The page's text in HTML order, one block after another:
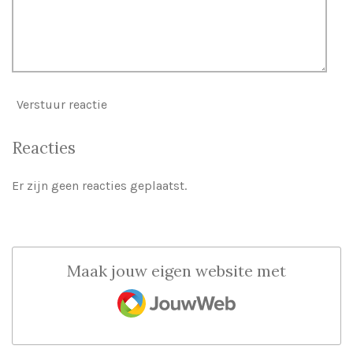
Verstuur reactie
Reacties
Er zijn geen reacties geplaatst.
Maak jouw eigen website met
JouwWeb